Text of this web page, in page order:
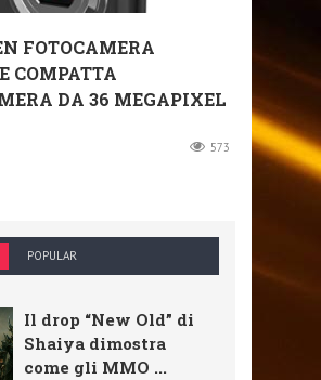
FOTOCAMERA
COMPATTA
DA 36 MEGAPIXEL
573
POPULAR
Il drop “New Old” di
Shaiya dimostra
come gli MMO ...